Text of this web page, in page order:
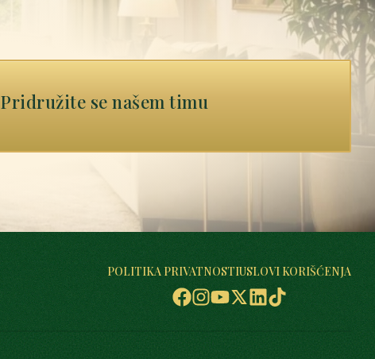
Pridružite se našem timu
POLITIKA PRIVATNOSTIUSLOVI KORIŠĆENJA